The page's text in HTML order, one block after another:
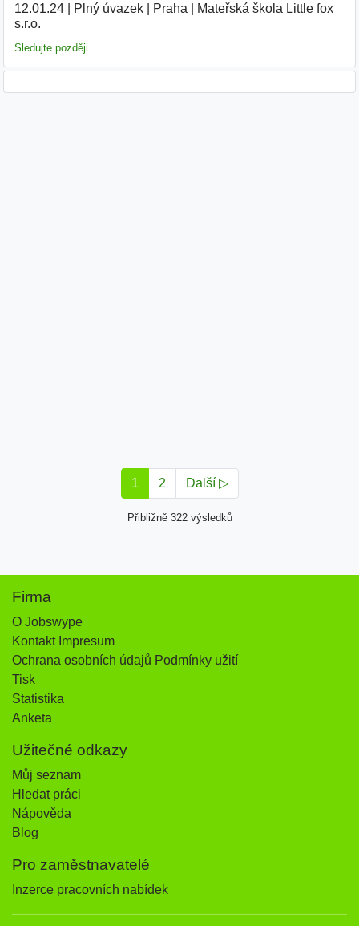
12.01.24| Plný úvazek| Praha
Mateřská škola Little fox
s.r.o.
Sledujte později
1 2 Další ▷
Přibližně 322 výsledků
Firma
O Jobswype
Kontakt Impresum
Ochrana osobních údajů Podmínky užití
Tisk
Statistika
Anketa
Užitečné odkazy
Můj seznam
Hledat práci
Nápověda
Blog
Pro zaměstnavatelé
Inzerce pracovních nabídek